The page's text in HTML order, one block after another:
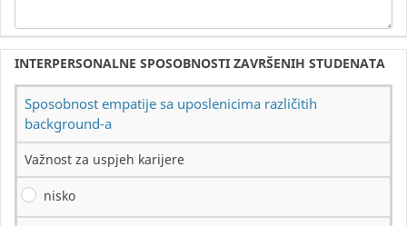
INTERPERSONALNE SPOSOBNOSTI ZAVRŠENIH STUDENATA
Sposobnost empatije sa uposlenicima različitih
background-a
Važnost za uspjeh karijere
nisko